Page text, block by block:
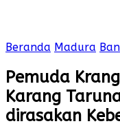
Beranda Madura
Pemuda
Karang
dirasakan